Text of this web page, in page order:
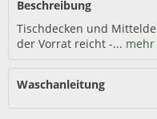
Beschreibung
Tischdecken und
der Vorrat reicht -... mehr
Waschanleitung